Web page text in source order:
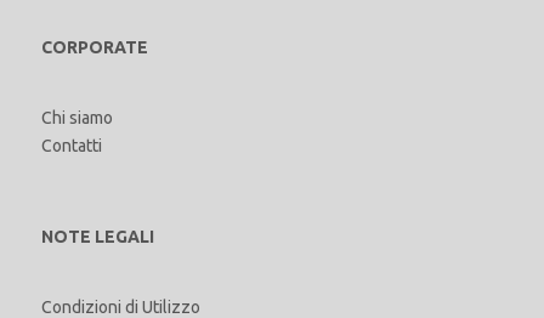
CORPORATE
Chi siamo
Contatti
NOTE LEGALI
Condizioni di Utilizzo